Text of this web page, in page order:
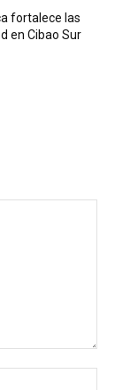
fortalece las
en Cibao Sur